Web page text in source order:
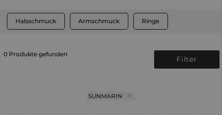
Halsschmuck Armschmuck Ringe
0 Produkte gefunden
Filter
SUNMARIN